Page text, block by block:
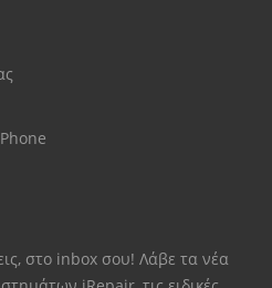
στο inbox σου! Λάβε τα νέα